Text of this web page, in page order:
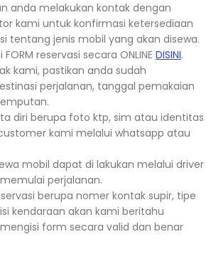
anda melakukan kontak dengan
kami untuk konfirmasi ketersediaan
tentang jenis mobil yang akan disewa.
reservasi secara ONLINE DISINI.
kami, pastikan anda sudah
perjalanan, tanggal pemakaian
diri berupa foto ktp, sim atau identitas
kami melalui whatsapp atau
mobil dapat di lakukan melalui driver
perjalanan.
berupa nomer kontak supir, tipe
kendaraan akan kami beritahu
form secara valid dan benar